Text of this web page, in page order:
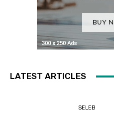
LATEST ARTICLES
SELEB